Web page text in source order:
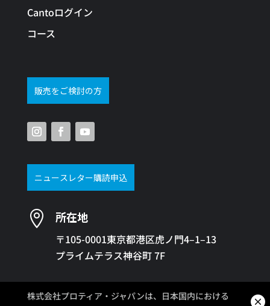
Cantoログイン
コース
販売をご検討の方
ニュースレター購読申込
 所在地
〒105-0001東京都港区虎ノ門4–1–13
プライムテラス神谷町 7F
株式会社プロティア・ジャパンは、日本国内における